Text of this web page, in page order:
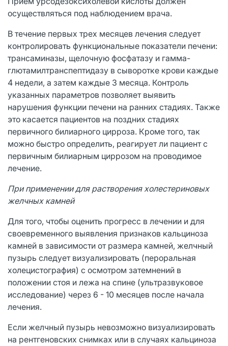
осуществляться под наблюдением врача.
В течение первых трех месяцев лечения следует
контролировать функциональные показатели печени:
трансаминазы, щелочную фосфатазу и гамма-
глютамилтранспептидазу в сыворотке крови каждые
4 недели, а затем каждые 3 месяца. Контроль
указанных параметров позволяет выявить
нарушения функции печени на ранних стадиях. Также
это касается пациентов на поздних стадиях
первичного билиарного цирроза. Кроме того, так
можно быстро определить, реагирует ли пациент с
первичным билиарным циррозом на проводимое
лечение.
При применении для растворения холестериновых
желчных камней
Для того, чтобы оценить прогресс в лечении и для
своевременного выявления признаков кальциноза
камней в зависимости от размера камней, желчный
пузырь следует визуализировать (пероральная
холецистография) с осмотром затемнений в
положении стоя и лежа на спине (ультразвуковое
исследование) через 6 - 10 месяцев после начала
лечения.
Если желчный пузырь невозможно визуализировать
на рентгеновских снимках или в случаях кальциноза